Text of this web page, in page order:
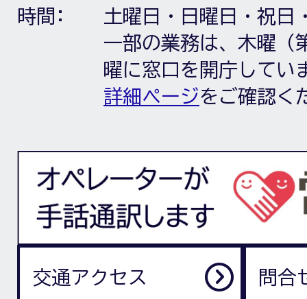
時間:
土曜日・日曜日・祝日
一部の業務は、木曜（
曜に窓口を開庁してい
詳細ページをご確認く
交通アクセス 問合